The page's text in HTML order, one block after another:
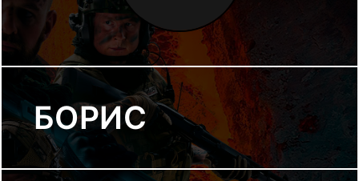
БОРИС